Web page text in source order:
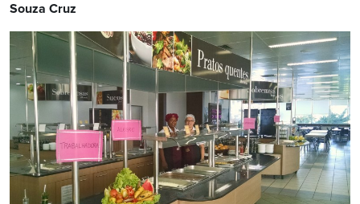
Souza Cruz